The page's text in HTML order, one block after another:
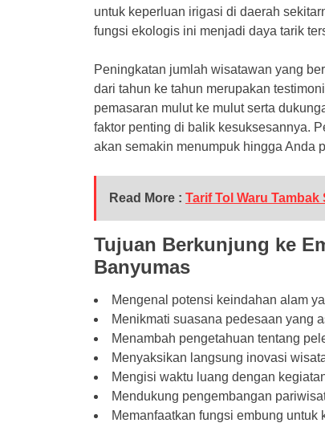
untuk keperluan irigasi di daerah
fungsi ekologis ini menjadi daya tarik
Peningkatan jumlah wisatawan yang
dari tahun ke tahun merupakan
pemasaran mulut ke mulut serta
faktor penting di balik kesuksesannya.
akan semakin menumpuk hingga Anda
Read More : Tarif Tol Waru Tambak
Tujuan Berkunjung ke
Banyumas
Mengenal potensi keindahan alam
Menikmati suasana pedesaan yang
Menambah pengetahuan tentang
Menyaksikan langsung inovasi
Mengisi waktu luang dengan
Mendukung pengembangan
Memanfaatkan fungsi embung